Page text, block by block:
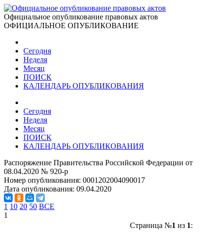
Официальное опубликование правовых актов
ОФИЦИАЛЬНОЕ ОПУБЛИКОВАНИЕ
Сегодня
Неделя
Месяц
ПОИСК
КАЛЕНДАРЬ ОПУБЛИКОВАНИЯ
Сегодня
Неделя
Месяц
ПОИСК
КАЛЕНДАРЬ ОПУБЛИКОВАНИЯ
Распоряжение Правительства Российской Федерации от
08.04.2020 № 920-р
Номер опубликования: 0001202004090017
Дата опубликования: 09.04.2020
1 10 20 50 ВСЕ
1
Страница №1 из 1: